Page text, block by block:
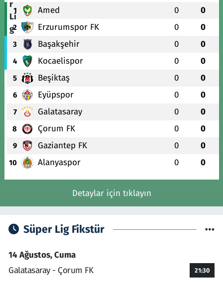
1 Amed 0 0
2 Erzurumspor FK 0 0
3 Başakşehir 0 0
4 Kocaelispor 0 0
5 Beşiktaş 0 0
6 Eyüpspor 0 0
7 Galatasaray 0 0
8 Çorum FK 0 0
9 Gaziantep FK 0 0
10 Alanyaspor 0 0
Detaylar için tıklayın
Süper Lig Fikstür
14 Ağustos, Cuma
Galatasaray - Çorum FK
21:30